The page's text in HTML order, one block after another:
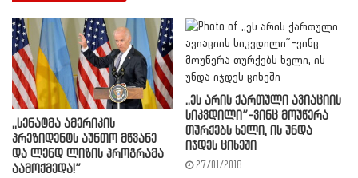
,,სენატმა ამერიკის
პრეზიდენტს აუნთო მწვანე
და ლენდ ლიზის პროგრამა
აამოქმედა!”
,,ეს არის ქართული ავიაციის
სიკვდილი”-ვინც მოუწერა
თურქებს ხელი, ის უნდა
იჯდეს ციხეში
27/01/2018